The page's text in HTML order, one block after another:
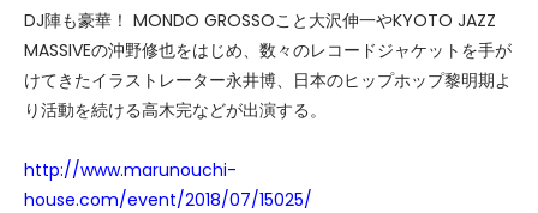
DJ陣も豪華！ MONDO GROSSOこと大沢伸一やKYOTO JAZZ
MASSIVEの沖野修也をはじめ、数々のレコードジャケットを手が
けてきたイラストレーター永井博、日本のヒップホップ黎明期よ
り活動を続ける高木完などが出演する。
http://www.marunouchi-
house.com/event/2018/07/15025/